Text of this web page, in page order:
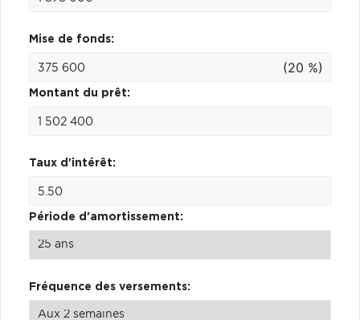
Mise de fonds:
(20 %)
Montant du prêt:
Taux d'intérêt:
Période d'amortissement:
Fréquence des versements: